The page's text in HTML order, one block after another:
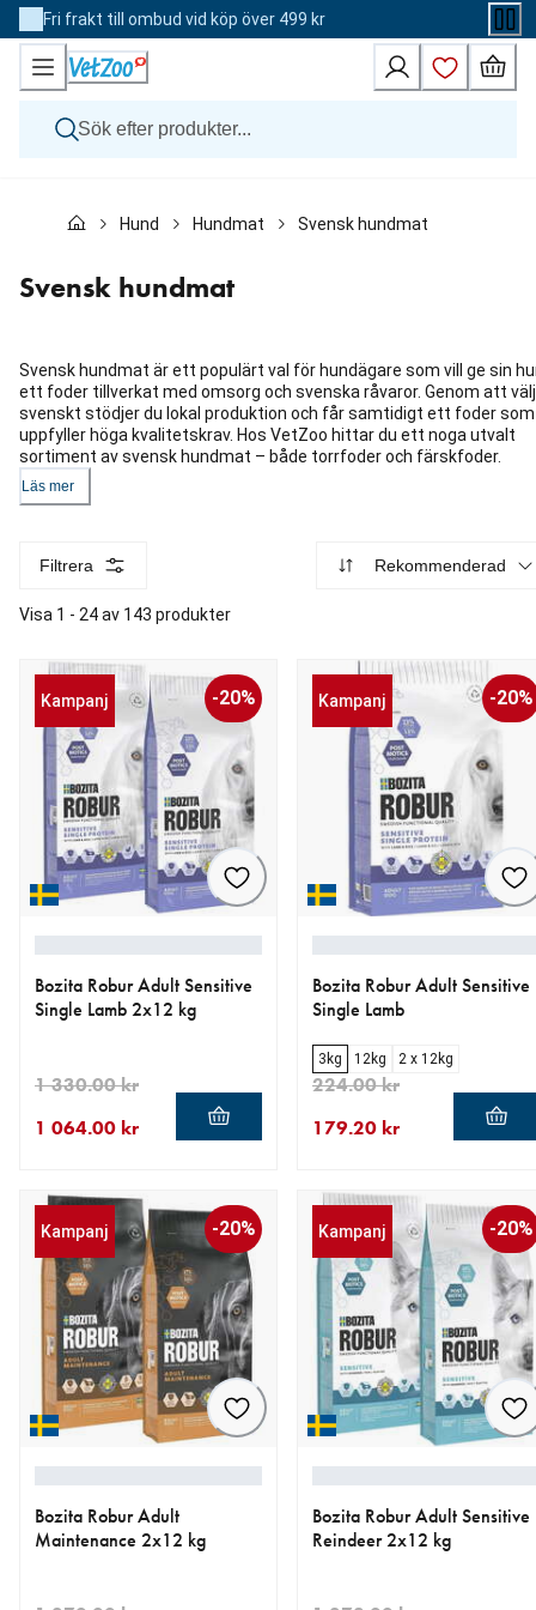
Skip
to
Content
Fri frakt till ombud vid köp över 499 kr
Katt
Veterinärfoder
Varumärken
Hund Hundmat Svensk hundmat
Svensk hundmat
Svensk hundmat är ett populärt val för hundägare som vill ge sin
ett foder tillverkat med omsorg och svenska råvaror. Genom att
svenskt stödjer du lokal produktion och får samtidigt ett foder som
uppfyller höga kvalitetskrav. Hos VetZoo hittar du ett noga utvalt
sortiment av svensk hundmat – både torrfoder och färskfoder.
Läs mer
Filtrera Rekommenderad
Visa 1 - 24 av 143 produkter
Kampanj -20%
Bozita Robur Adult Sensitive
Single Lamb 2x12 kg
1 064.00 kr
1 330.00 kr
Kampanj -20%
Bozita Robur Adult Sensitive
Single Lamb
3kg 12kg 2 x 12kg
179.20 kr
224.00 kr
Kampanj -20%
Bozita Robur Adult
Maintenance 2x12 kg
Kampanj -20%
Bozita Robur Adult Sensitive
Reindeer 2x12 kg